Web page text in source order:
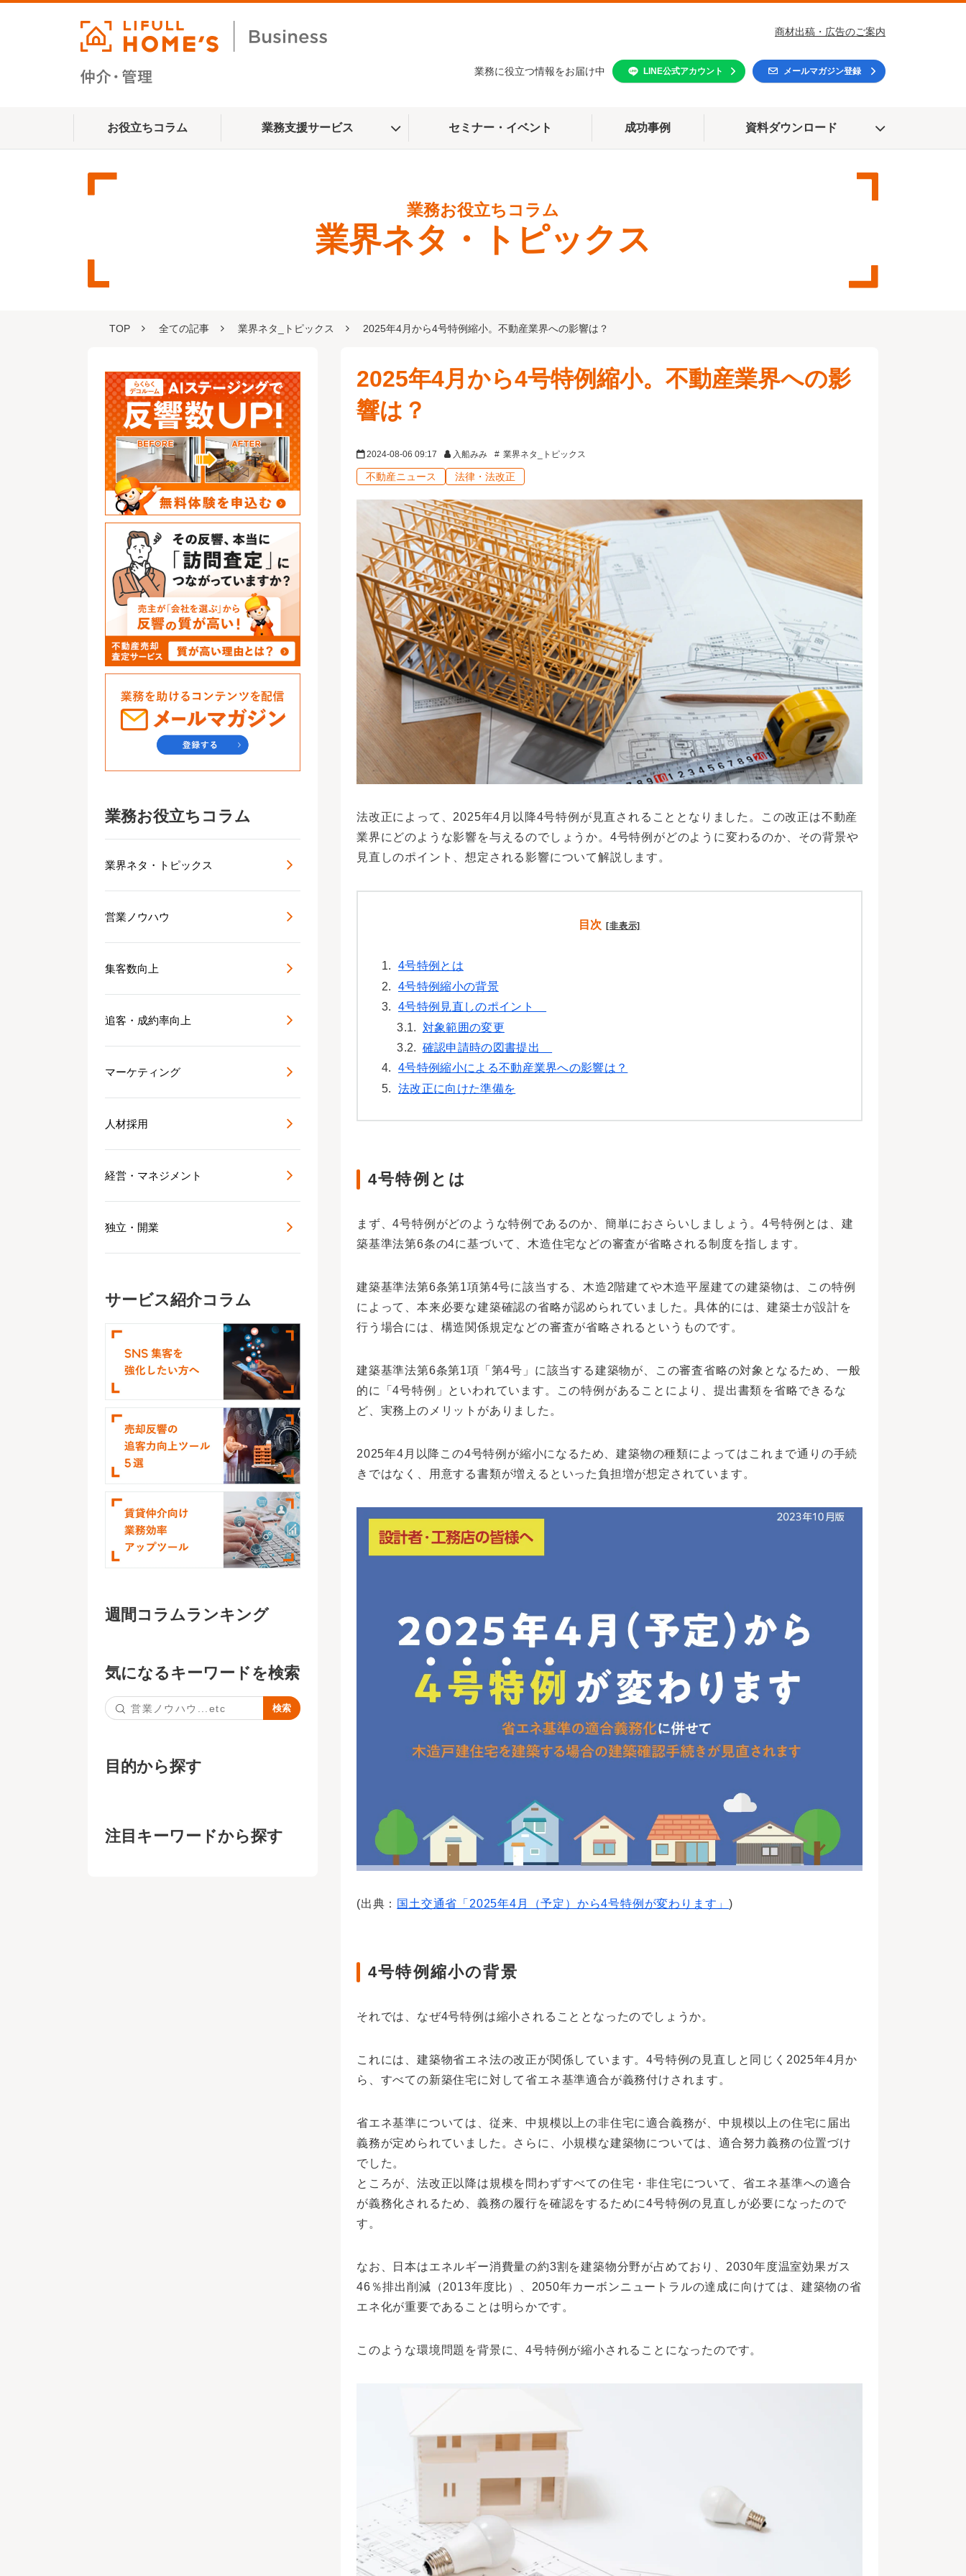
商材出稿・広告のご案内
業務に役立つ情報をお届け中 LINE公式アカウント メールマガジン登録
お役立ちコラム 業務支援サービス セミナー・イベント 成功事例 資料ダウンロード
業界ネタ・トピックス
TOP 全ての記事 業界ネタ_トピックス 2025年4月から4号特例縮小。不動産業界への影響は？
業務お役立ちコラム
業界ネタ・トピックス
営業ノウハウ
集客数向上
追客・成約率向上
マーケティング
人材採用
経営・マネジメント
独立・開業
サービス紹介コラム
週間コラムランキング
気になるキーワードを検索
目的から探す
注目キーワードから探す
2025年4月から4号特例縮小。不動産業界への影
響は？
2024-08-06 09:17 入船みみ 業界ネタ_トピックス
不動産ニュース 法律・法改正
法改正によって、2025年4月以降4号特例が見直されることとなりました。この改正は不動産
業界にどのような影響を与えるのでしょうか。4号特例がどのように変わるのか、その背景や
見直しのポイント、想定される影響について解説します。
目次 [非表示]
1.
4号特例とは
2.
4号特例縮小の背景
3.
4号特例見直しのポイント
3.1. 対象範囲の変更
3.2. 確認申請時の図書提出
4.
4号特例縮小による不動産業界への影響は？
5.
法改正に向けた準備を
4号特例とは
まず、4号特例がどのような特例であるのか、簡単におさらいしましょう。4号特例とは、建
築基準法第6条の4に基づいて、木造住宅などの審査が省略される制度を指します。
建築基準法第6条第1項第4号に該当する、木造2階建てや木造平屋建ての建築物は、この特例
によって、本来必要な建築確認の省略が認められていました。具体的には、建築士が設計を
行う場合には、構造関係規定などの審査が省略されるというものです。
建築基準法第6条第1項「第4号」に該当する建築物が、この審査省略の対象となるため、一般
的に「4号特例」といわれています。この特例があることにより、提出書類を省略できるな
ど、実務上のメリットがありました。
2025年4月以降この4号特例が縮小になるため、建築物の種類によってはこれまで通りの手続
きではなく、用意する書類が増えるといった負担増が想定されています。
(出典： 国土交通省「2025年4月（予定）から4号特例が変わります」)
4号特例縮小の背景
それでは、なぜ4号特例は縮小されることとなったのでしょうか。
これには、建築物省エネ法の改正が関係しています。4号特例の見直しと同じく2025年4月か
ら、すべての新築住宅に対して省エネ基準適合が義務付けされます。
省エネ基準については、従来、中規模以上の非住宅に適合義務が、中規模以上の住宅に届出
義務が定められていました。さらに、小規模な建築物については、適合努力義務の位置づけ
でした。
ところが、法改正以降は規模を問わずすべての住宅・非住宅について、省エネ基準への適合
が義務化されるため、義務の履行を確認をするために4号特例の見直しが必要になったので
す。
なお、日本はエネルギー消費量の約3割を建築物分野が占めており、2030年度温室効果ガス
46％排出削減（2013年度比）、2050年カーボンニュートラルの達成に向けては、建築物の省
エネ化が重要であることは明らかです。
このような環境問題を背景に、4号特例が縮小されることになったのです。